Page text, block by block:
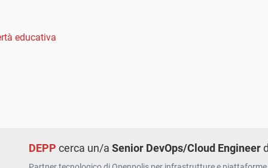
educativa
DEPP cerca un/aSenior DevOps/Cloud Engineer